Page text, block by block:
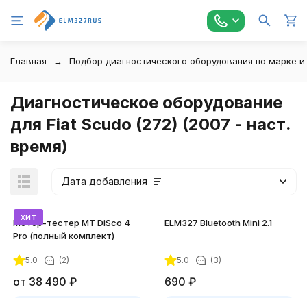
Главная Подбор диагностического оборудования по марке
Диагностическое оборудование
для Fiat Scudo (272) (2007 - наст.
время)
Дата добавления
хит
Мотор-тестер MT DiSco 4
Pro (полный комплект)
5.0 (2)
от 38 490 ₽
ELM327 Bluetooth Mini 2.1
5.0 (3)
690 ₽